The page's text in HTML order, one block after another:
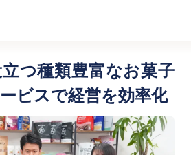
つ種類豊富なお菓子
ビスで経営を効率化